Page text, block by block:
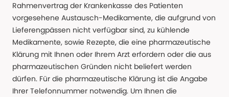
Rahmenvertrag der Krankenkasse des Patienten
vorgesehene Austausch-Medikamente, die aufgrund von
Lieferengpässen nicht verfügbar sind, zu kühlende
Medikamente, sowie Rezepte, die eine pharmazeutische
Klärung mit Ihnen oder Ihrem Arzt erfordern oder die aus
pharmazeutischen Gründen nicht beliefert werden
dürfen. Für die pharmazeutische Klärung ist die Angabe
Ihrer Telefonnummer notwendig. Um Ihnen die